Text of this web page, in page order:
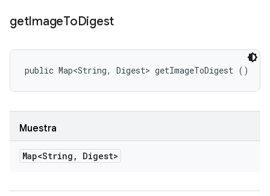
getImageToDigest
public Map<String, Digest> getImageToDigest ()
Muestra
Map<String , Digest>